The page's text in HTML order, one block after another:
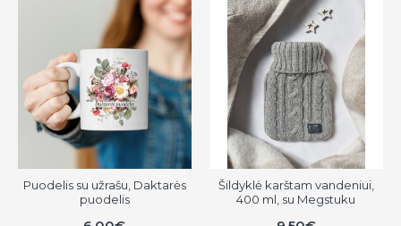
Puodelis su užrašu, Daktarės
puodelis
Šildyklė karštam vandeniui,
400 ml, su Megstuku